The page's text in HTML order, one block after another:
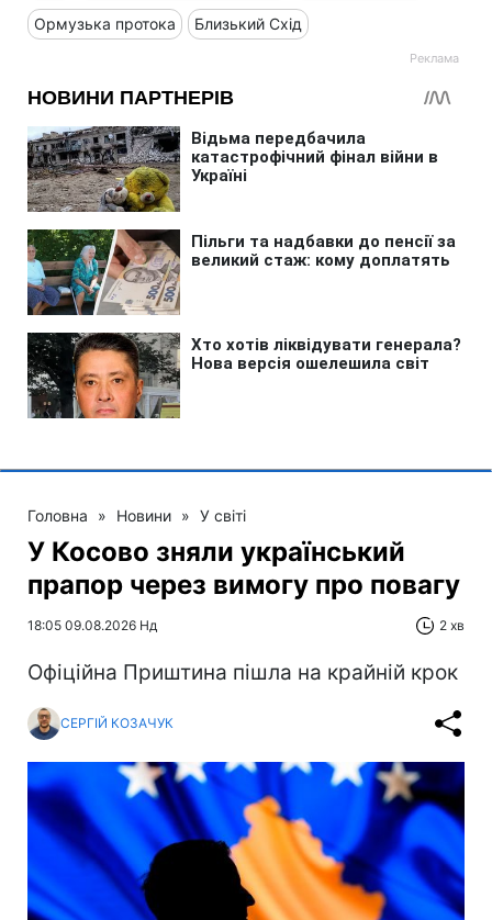
Ормузька протока Близький Схід
Головна » Новини » У світі
У Косово зняли український
прапор через вимогу про повагу
18:05 09.08.2026 Нд 2 хв
Офіційна Приштина пішла на крайній крок
СЕРГІЙ КОЗАЧУК